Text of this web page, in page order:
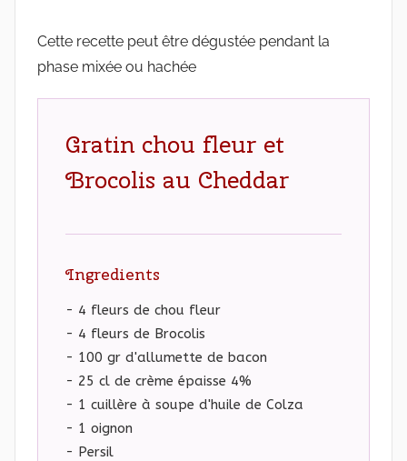
Cette recette peut être dégustée pendant la
phase mixée ou hachée
Gratin chou fleur et
Brocolis au Cheddar
Ingredients
- 4 fleurs de chou fleur
- 4 fleurs de Brocolis
- 100 gr d'allumette de bacon
- 25 cl de crème épaisse 4%
- 1 cuillère à soupe d'huile de Colza
- 1 oignon
- Persil